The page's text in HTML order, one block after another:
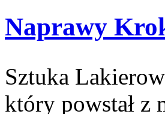
Naprawy
Sztuka
który powstał z